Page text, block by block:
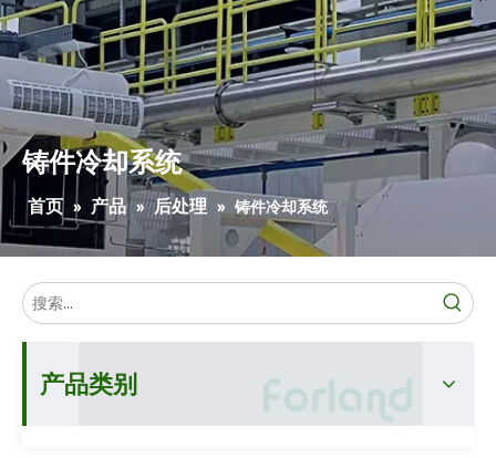
铸件冷却系统
首页 » 产品 » 后处理 » 铸件冷却系统
产品类别